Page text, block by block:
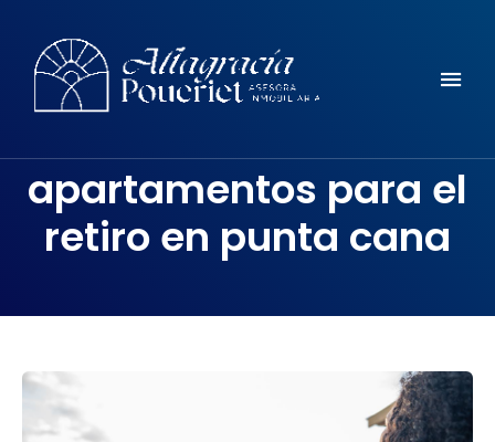
apartamentos para el
retiro en punta cana